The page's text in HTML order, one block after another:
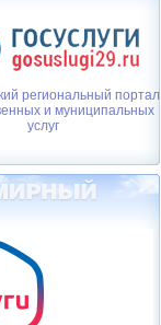
региональный портал
и муниципальных
услуг